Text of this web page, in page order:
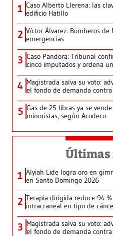
1 Caso Alberto Llerena: las
edificio Hatillo
2 Víctor Álvarez: Bomberos
emergencias
3 Caso Pandora: Tribunal
cinco imputados y ordena
4 Magistrada salva su voto:
el fondo de demanda
5 Gas de 25 libras ya se
minoristas, según Acodeco
Últimas
1 Alyiah Lide logra oro en
en Santo Domingo 2026
2 Terapia dirigida reduce 94
intracraneal en tipo de
3 Magistrada salva su voto:
el fondo de demanda